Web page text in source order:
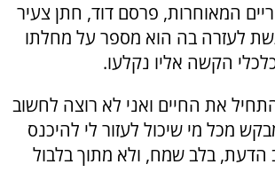
המאוחרות, פרסם דוד, חתן צעיר
מרגשת לעזרה בה הוא מספר על מחלתו
הקשה אליו נקלעו.
את החיים ואני לא רוצה לחשוב
מכל מי שיכול לעזור לי להיכנס
הדעת, בלב שמח, ולא מתוך בלבול